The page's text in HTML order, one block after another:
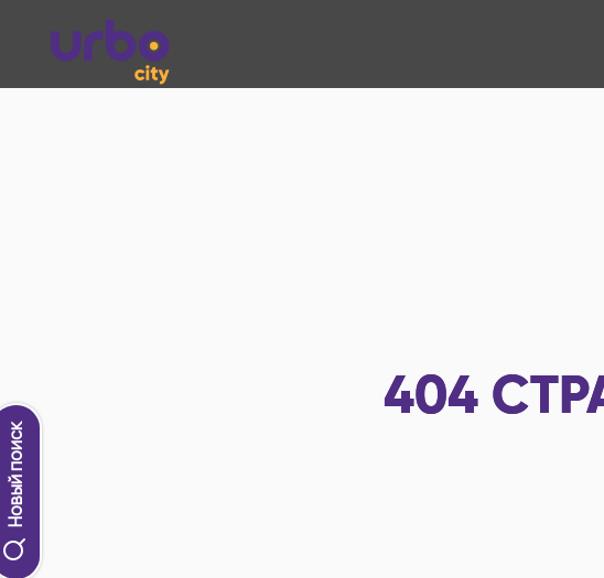
Новый поиск
404